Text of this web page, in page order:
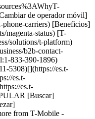
de operador móvil]
phone-carriers) [Beneficios]
magenta-status) [T-
solutions/t-platform)
b2b-contact-
833-390-1896)
5308)[](https://es.t-
es.t-
es.t-
[Buscar]
from T-Mobile -